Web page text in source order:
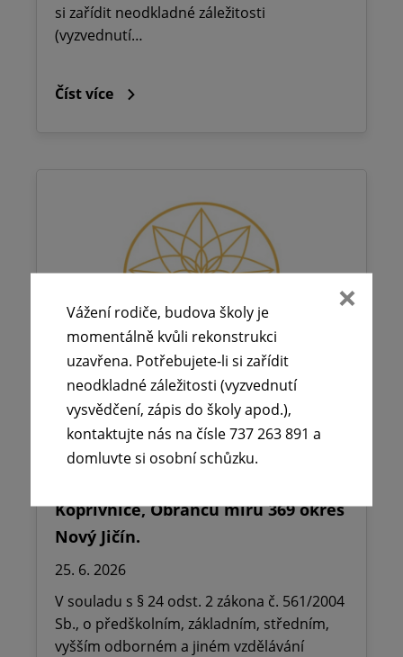
si zařídit neodkladné záležitosti
(vyzvednutí…
Číst více
🪧Oznámení o udělení ředitelského
Kopřivnice, Obránců míru 369 okres
Nový Jičín.
25. 6. 2026
V souladu s § 24 odst. 2 zákona č. 561/2004
Sb., o předškolním, základním, středním,
vyšším odborném a jiném vzdělávání
Vážení rodiče, budova školy je
momentálně kvůli rekonstrukci
uzavřena. Potřebujete-li si zařídit
neodkladné záležitosti (vyzvednutí
vysvědčení, zápis do školy apod.),
kontaktujte nás na čísle 737 263 891 a
domluvte si osobní schůzku.